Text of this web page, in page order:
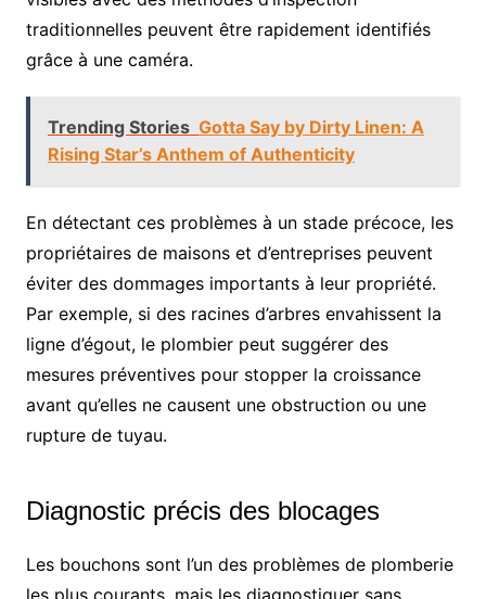
traditionnelles peuvent être rapidement identifiés
grâce à une caméra.
Trending Stories Gotta Say by Dirty Linen: A
Rising Star’s Anthem of Authenticity
En détectant ces problèmes à un stade précoce, les
propriétaires de maisons et d’entreprises peuvent
éviter des dommages importants à leur propriété.
Par exemple, si des racines d’arbres envahissent la
ligne d’égout, le plombier peut suggérer des
mesures préventives pour stopper la croissance
avant qu’elles ne causent une obstruction ou une
rupture de tuyau.
Diagnostic précis des blocages
Les bouchons sont l’un des problèmes de plomberie
les plus courants, mais les diagnostiquer sans